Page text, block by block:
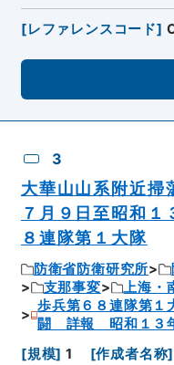
[レファレンスコード]
3
大華山山系附近
７月９日至昭和
８連隊第１大隊
防衛省防衛研究所
支那事変
上海・
歩兵第６８連隊第
闘 詳報 昭和１３
[規模] 1 [作成者名称]